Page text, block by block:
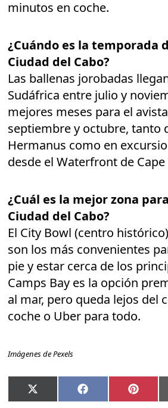
minutos en coche.
¿Cuándo es la temporada
Ciudad del Cabo?
Las ballenas jorobadas
Sudáfrica entre julio y
mejores meses para el
septiembre y octubre, tanto
Hermanus como en
desde el Waterfront de Cape
¿Cuál es la mejor zona
Ciudad del Cabo?
El City Bowl (centro
son los más convenientes
pie y estar cerca de los
Camps Bay es la opción
al mar, pero queda lejos del
coche o Uber para todo.
Imágenes de Pexels
Compartir
en
X
(Twitter)
Compartir
en
Facebook
en